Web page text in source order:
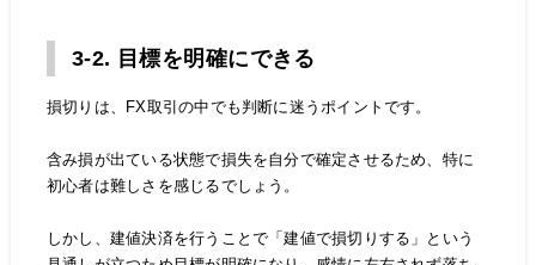
3-2. 目標を明確にできる
損切りは、FX取引の中でも判断に迷うポイントです。
含み損が出ている状態で損失を自分で確定させるため、特に
初心者は難しさを感じるでしょう。
しかし、建値決済を行うことで「建値で損切りする」という